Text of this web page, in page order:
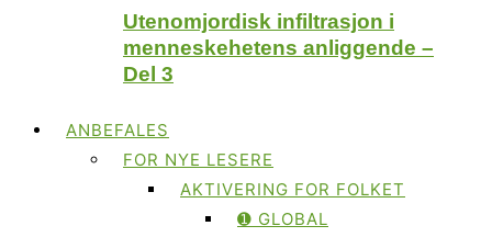
Utenomjordisk infiltrasjon i
menneskehetens anliggende –
Del 3
ANBEFALES
FOR NYE LESERE
AKTIVERING FOR FOLKET
➊ GLOBAL